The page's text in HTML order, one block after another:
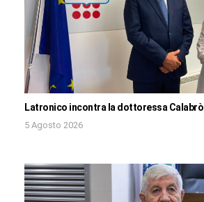
Latronico incontra la dottoressa Calabrò
5 Agosto 2026